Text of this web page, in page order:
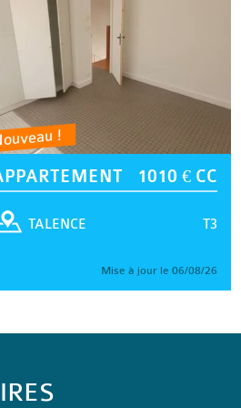
!
1010 € CC
T3
TALENCE
Mise à jour le 06/08/26